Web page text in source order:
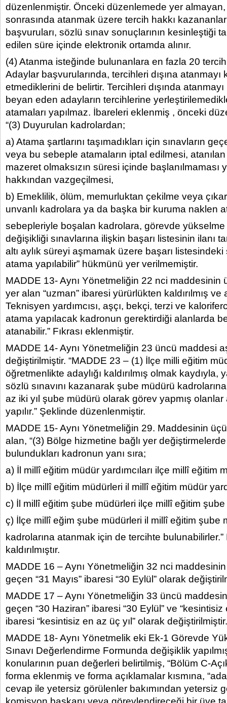
düzenlenmiştir. Önceki düzenlemede yer almayan,
sonrasında atanmak üzere tercih hakkı
başvuruları, sözlü sınav sonuçlarının kesinleştiği
edilen süre içinde elektronik ortamda alınır.
(4) Atanma isteğinde bulunanlara en fazla 20 tercih
Adaylar başvurularında, tercihleri dışına atanmayı
etmediklerini de belirtir. Tercihleri dışında
beyan eden adayların tercihlerine
atamaları yapılmaz. İbareleri eklenmiş , önceki
“(3) Duyurulan kadrolardan;
a) Atama şartlarını taşımadıkları için sınavların
veya bu sebeple atamaların iptal edilmesi,
mazeret olmaksızın süresi içinde başlanılmaması
hakkından vazgeçilmesi,
b) Emeklilik, ölüm, memurluktan çekilme veya
unvanlı kadrolara ya da başka bir kuruma naklen
sebepleriyle boşalan kadrolara, görevde
değişikliği sınavlarına ilişkin başarı listesinin ilanı
altı aylık süreyi aşmamak üzere başarı listesindeki
atama yapılabilir” hükmünü yer verilmemiştir.
MADDE 13- Aynı Yönetmeliğin 22 nci maddesinin
yer alan “uzman” ibaresi yürürlükten kaldırılmış ve
Teknisyen yardımcısı, aşçı, bekçi, terzi ve
atama yapılacak kadronun gerektirdiği alanlarda
atanabilir.” Fıkrası eklenmiştir.
MADDE 14- Aynı Yönetmeliğin 23 üncü maddesi
değiştirilmiştir. “MADDE 23 – (1) İlçe milli eğitim
öğretmenlikte adaylığı kaldırılmış olmak kaydıyla,
sözlü sınavını kazanarak şube müdürü
az iki yıl şube müdürü olarak görev yapmış olanlar
yapılır.” Şeklinde düzenlenmiştir.
MADDE 15- Aynı Yönetmeliğin 29. Maddesinin
alan, “(3) Bölge hizmetine bağlı yer
bulundukları kadronun yanı sıra;
a) İl millî eğitim müdür yardımcıları ilçe millî eğitim
b) İlçe millî eğitim müdürleri il millî eğitim müdür
c) İl millî eğitim şube müdürleri ilçe millî eğitim
ç) İlçe millî eğim şube müdürleri il millî eğitim şube
kadrolarına atanmak için de tercihte
kaldırılmıştır.
MADDE 16 – Aynı Yönetmeliğin 32 nci maddesinin
geçen “31 Mayıs” ibaresi “30 Eylül” olarak
MADDE 17 – Aynı Yönetmeliğin 33 üncü
geçen “30 Haziran” ibaresi “30 Eylül” ve “kesintisiz
ibaresi “kesintisiz en az üç yıl” olarak değiştirilmiştir.
MADDE 18- Aynı Yönetmelik eki Ek-1 Görevde
Sınavı Değerlendirme Formunda değişiklik
konularının puan değerleri belirtilmiş, “Bölüm C-
forma eklenmiş ve forma açıklamalar kısmına,
cevap ile yetersiz görülenler bakımından yetersiz